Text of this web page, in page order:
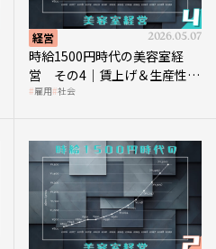
経営 2026.05.07
時給1500円時代の美容室経
営 その4｜賃上げ＆生産性向
上につなげる賢い助成金活用
雇用 社会